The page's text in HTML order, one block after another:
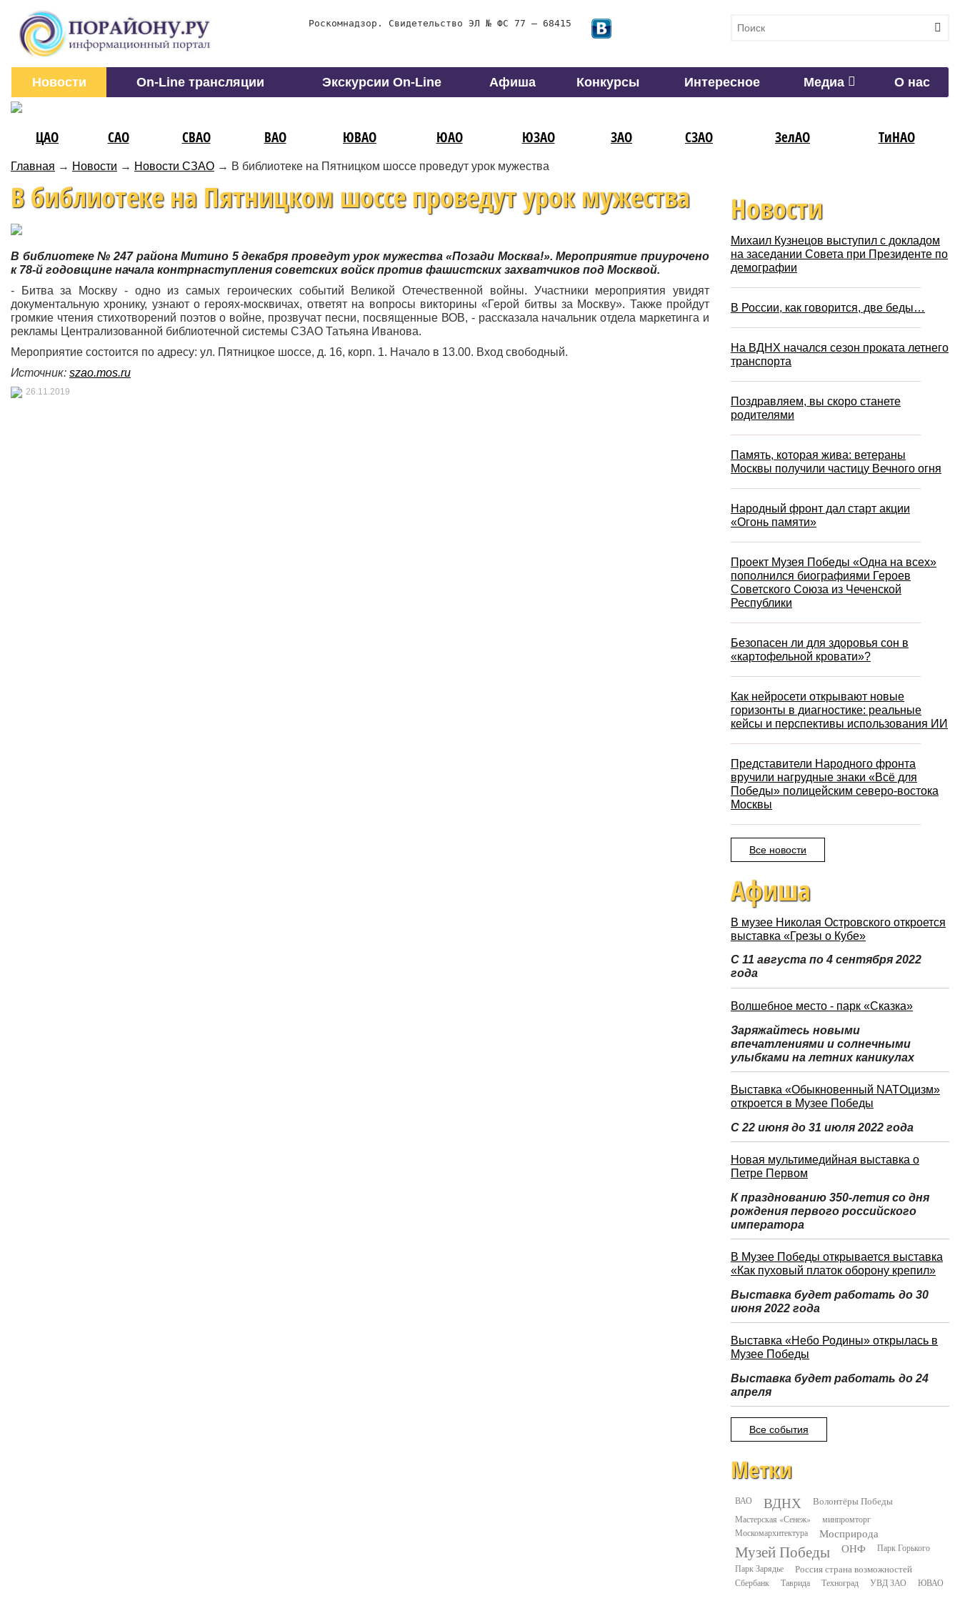
Роскомнадзор. Свидетельство ЭЛ № ФС 77 – 68415
Новости On-Line трансляции Экскурсии On-Line Афиша Конкурсы Интересное Медиа О нас
ЦАО САО СВАО ВАО ЮВАО ЮАО ЮЗАО ЗАО СЗАО ЗелАО ТиНАО
Главная → Новости → Новости СЗАО → В библиотеке на Пятницком шоссе проведут урок мужества
В библиотеке на Пятницком шоссе проведут урок мужества
В библиотеке № 247 района Митино 5 декабря проведут урок мужества «Позади Москва!». Мероприятие приурочено
к 78-й годовщине начала контрнаступления советских войск против фашистских захватчиков под Москвой.
- Битва за Москву - одно из самых героических событий Великой Отечественной войны. Участники мероприятия увидят
документальную хронику, узнают о героях-москвичах, ответят на вопросы викторины «Герой битвы за Москву». Также пройдут
громкие чтения стихотворений поэтов о войне, прозвучат песни, посвященные ВОВ, - рассказала начальник отдела маркетинга и
рекламы Централизованной библиотечной системы СЗАО Татьяна Иванова.
Мероприятие состоится по адресу: ул. Пятницкое шоссе, д. 16, корп. 1. Начало в 13.00. Вход свободный.
Источник: szao.mos.ru
26.11.2019
Новости
Михаил Кузнецов выступил с докладом
на заседании Совета при Президенте по
демографии
В России, как говорится, две беды…
На ВДНХ начался сезон проката летнего
транспорта
Поздравляем, вы скоро станете
родителями
Память, которая жива: ветераны
Москвы получили частицу Вечного огня
Народный фронт дал старт акции
«Огонь памяти»
Проект Музея Победы «Одна на всех»
пополнился биографиями Героев
Советского Союза из Чеченской
Республики
Безопасен ли для здоровья сон в
«картофельной кровати»?
Как нейросети открывают новые
горизонты в диагностике: реальные
кейсы и перспективы использования ИИ
Представители Народного фронта
вручили нагрудные знаки «Всё для
Победы» полицейским северо-востока
Москвы
Все новости
Афиша
В музее Николая Островского откроется
выставка «Грезы о Кубе»
С 11 августа по 4 сентября 2022
года
Волшебное место - парк «Сказка»
Заряжайтесь новыми
впечатлениями и солнечными
улыбками на летних каникулах
Выставка «Обыкновенный NATOцизм»
откроется в Музее Победы
С 22 июня до 31 июля 2022 года
Новая мультимедийная выставка о
Петре Первом
К празднованию 350-летия со дня
рождения первого российского
императора
В Музее Победы открывается выставка
«Как пуховый платок оборону крепил»
Выставка будет работать до 30
июня 2022 года
Выставка «Небо Родины» открылась в
Музее Победы
Выставка будет работать до 24
апреля
Все события
Метки
ВАО ВДНХ Волонтёры Победы
Мастерская «Сенеж»
минпромторг
Москомархитектура
Мосприрода
Музей Победы ОНФ
Парк Горького
Парк Зарядье
Россия страна возможностей
Сбербанк Таврида Техноград УВД ЗАО ЮВАО